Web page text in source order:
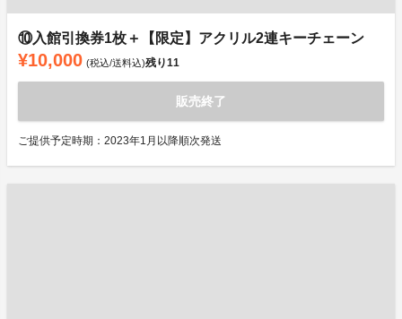
⑩入館引換券1枚＋【限定】アクリル2連キーチェーン
¥10,000 (税込/送料込)残り11
販売終了
ご提供予定時期：2023年1月以降順次発送